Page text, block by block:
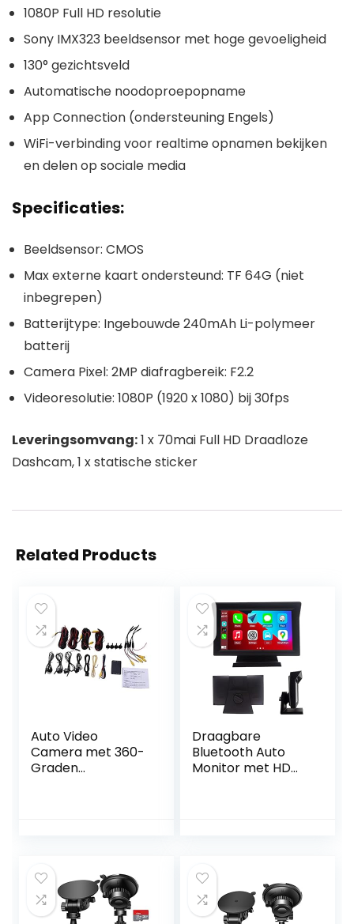
1080P Full HD resolutie
Sony IMX323 beeldsensor met hoge gevoeligheid
130° gezichtsveld
Automatische noodoproepopname
App Connection (ondersteuning Engels)
WiFi-verbinding voor realtime opnamen bekijken
en delen op sociale media
Specificaties:
Beeldsensor: CMOS
Max externe kaart ondersteund: TF 64G (niet
inbegrepen)
Batterijtype: Ingebouwde 240mAh Li-polymeer
batterij
Camera Pixel: 2MP diafragbereik: F2.2
Videoresolutie: 1080P (1920 x 1080) bij 30fps
Leveringsomvang:1 x 70mai Full HD Draadloze
Dashcam, 1 x statische sticker
Related Products
Auto Video
Camera met 360-
Graden
Draagbare
Bluetooth Auto
Monitor met HD